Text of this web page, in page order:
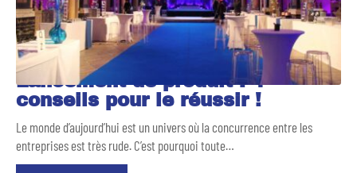
Lancement de produit : 4
conseils pour le réussir !
Le monde d’aujourd’hui est un univers où la concurrence entre les
entreprises est très rude. C’est pourquoi toute…